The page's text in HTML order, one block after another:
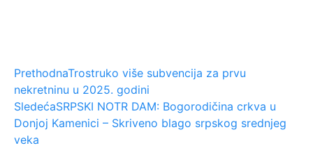
PrethodnaTrostruko više subvencija za prvu
nekretninu u 2025. godini
SledećaSRPSKI NOTR DAM: Bogorodičina crkva u
Donjoj Kamenici – Skriveno blago srpskog srednjeg
veka